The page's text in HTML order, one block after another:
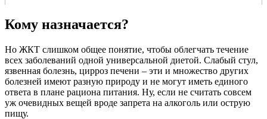
Кому назначается?
Но ЖКТ слишком общее понятие, чтобы облегчать течение
всех заболеваний одной универсальной диетой. Слабый стул,
язвенная болезнь, цирроз печени – эти и множество других
болезней имеют разную природу и не могут иметь единого
ответа в плане рациона питания. Ну, если не считать совсем
уж очевидных вещей вроде запрета на алкоголь или острую
пищу.